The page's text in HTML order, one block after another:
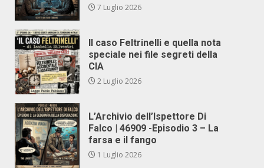
7 Luglio 2026
Il caso Feltrinelli e quella nota
speciale nei file segreti della
CIA
2 Luglio 2026
L’Archivio dell’Ispettore Di
Falco | 46909 -Episodio 3 – La
farsa e il fango
1 Luglio 2026